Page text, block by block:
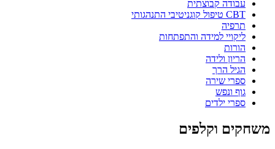
עבודה קבוצתית
CBT טיפול קוגניטיבי התנהגותי
תרפיה
ליקויי למידה והתפתחות
הורות
הריון ולידה
הגיל הרך
ספרי שירה
גוף ונפש
ספרי ילדים
משחקים וקלפים